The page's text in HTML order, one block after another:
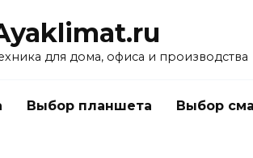
для дома, офиса и производства
Выбор планшета Выбор